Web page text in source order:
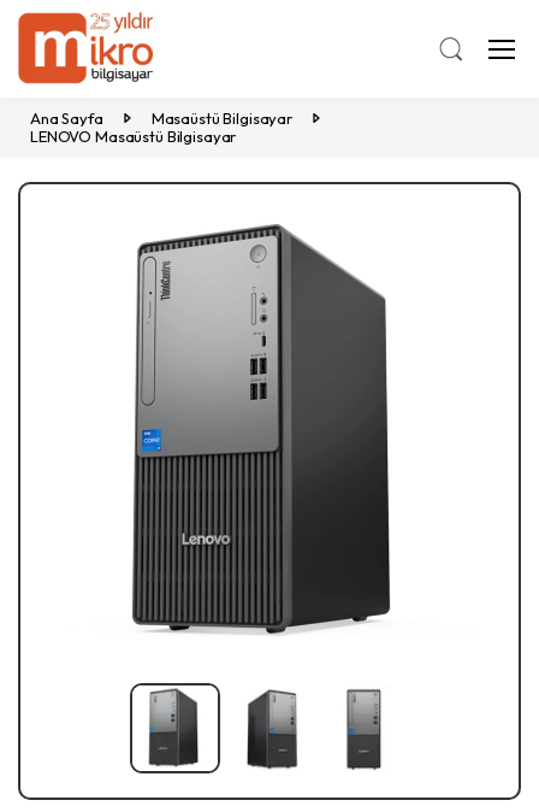
Ana Sayfa
Masaüstü Bilgisayar
LENOVO Masaüstü Bilgisayar
Previous